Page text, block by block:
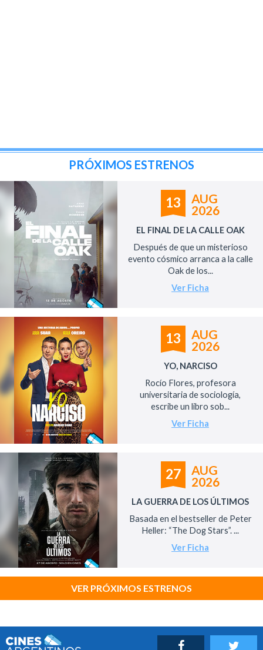
PRÓXIMOS ESTRENOS
13
AUG
2026
EL FINAL DE LA CALLE OAK
Después de que un misterioso
evento cósmico arranca a la calle
Oak de los...
Ver Ficha
13
AUG
2026
YO, NARCISO
Rocío Flores, profesora
universitaria de sociología,
escribe un libro sob...
Ver Ficha
27
AUG
2026
LA GUERRA DE LOS ÚLTIMOS
Basada en el bestseller de Peter
Heller: “The Dog Stars”. ...
Ver Ficha
VER PRÓXIMOS ESTRENOS